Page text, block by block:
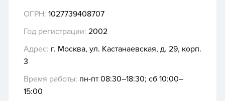
ОГРН: 1027739408707
Год регистрации: 2002
Адрес: г. Москва, ул. Кастанаевская, д. 29, корп.
3
Время работы: пн-пт 08:30–18:30; сб 10:00–
15:00